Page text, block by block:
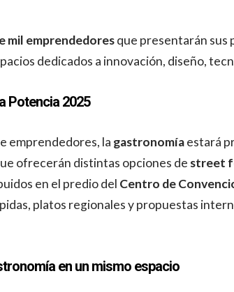
mil emprendedoresque presentarán sus
dedicados a innovación, diseño,
Potencia 2025
emprendedores, la gastronomíaestará
ofrecerán distintas opciones de street
en el predio del Centro de
platos regionales y propuestas
en un mismo espacio